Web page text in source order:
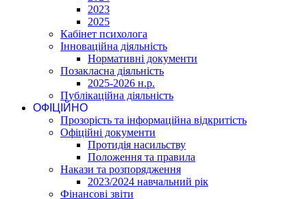
2023
2025
Кабінет психолога
Інноваційна діяльність
Нормативні документи
Позакласна діяльність
2025-2026 н.р.
Публікаційна діяльність
ОФІЦІЙНО
Прозорість та інформаційна відкритість
Офіційні документи
Протидія насильству
Положення та правила
Накази та розпорядження
2023/2024 навчальний рік
Фінансові звіти